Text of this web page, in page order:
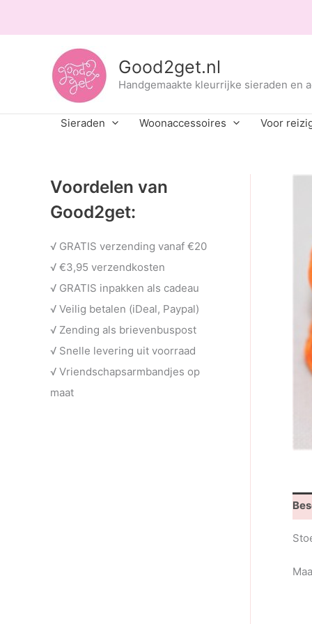
Good2get.nl
Handgemaakte kleurrijke sieraden en
Sieraden Woonaccessoires Voor
Voordelen van
Good2get:
√ GRATIS verzending vanaf €20
√ €3,95 verzendkosten
√ GRATIS inpakken als cadeau
√ Veilig betalen (iDeal, Paypal)
√ Zending als brievenbuspost
√ Snelle levering uit voorraad
√ Vriendschapsarmbandjes op
maat